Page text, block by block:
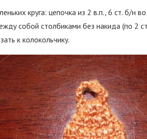
круга: цепочка из 2 в.п., 6 ст. б/н
собой столбиками без накида (по 2
к колокольчику.